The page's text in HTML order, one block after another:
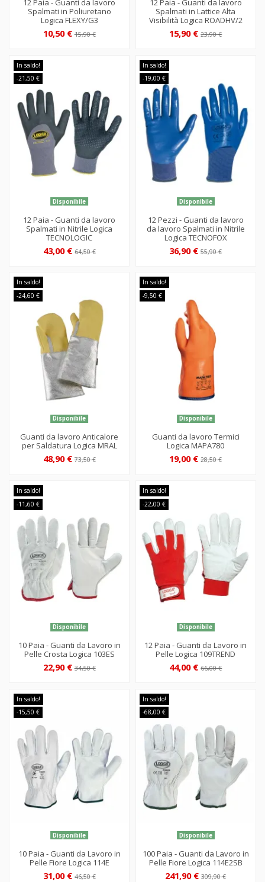
12 Paia - Guanti da lavoro
Spalmati in Poliuretano
Logica FLEXY/G3
10,50 €15,90 €
12 Paia - Guanti da lavoro
Spalmati in Lattice Alta
Visibilità Logica ROADHV/2
15,90 €23,90 €
In saldo!
-21,50 €
Disponibile
12 Paia - Guanti da lavoro
Spalmati in Nitrile Logica
TECNOLOGIC
43,00 €64,50 €
In saldo!
-19,00 €
Disponibile
12 Pezzi - Guanti da lavoro
da lavoro Spalmati in Nitrile
Logica TECNOFOX
36,90 €55,90 €
In saldo!
-24,60 €
Disponibile
Guanti da lavoro Anticalore
per Saldatura Logica MRAL
48,90 €73,50 €
In saldo!
-9,50 €
Disponibile
Guanti da lavoro Termici
Logica MAPA780
19,00 €28,50 €
In saldo!
-11,60 €
Disponibile
10 Paia - Guanti da Lavoro in
Pelle Crosta Logica 103ES
22,90 €34,50 €
In saldo!
-22,00 €
Disponibile
12 Paia - Guanti da Lavoro in
Pelle Logica 109TREND
44,00 €66,00 €
In saldo!
-15,50 €
Disponibile
10 Paia - Guanti da Lavoro in
Pelle Fiore Logica 114E
31,00 €46,50 €
In saldo!
-68,00 €
Disponibile
100 Paia - Guanti da Lavoro in
Pelle Fiore Logica 114E2SB
241,90 €309,90 €